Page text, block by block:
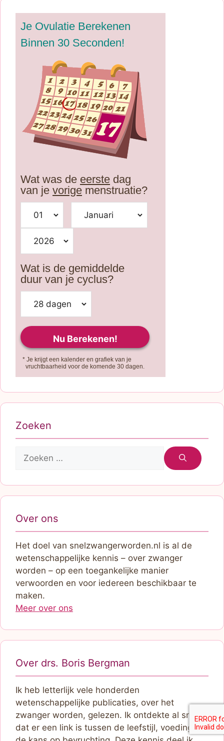
Je Ovulatie Berekenen
Binnen 30 Seconden!
Wat was de eerste dag
van je vorige menstruatie?
Wat is de gemiddelde
duur van je cyclus?
* Je krijgt een kalender en grafiek van je
vruchtbaarheid voor de komende 30 dagen.
Zoeken
Zoek
Over ons
Het doel van snelzwangerworden.nl is al de
wetenschappelijke kennis – over zwanger
worden – op een toegankelijke manier
verwoorden en voor iedereen beschikbaar te
maken.
Meer over ons
Over drs. Boris Bergman
Ik heb letterlijk vele honderden
wetenschappelijke publicaties, over het
zwanger worden, gelezen. Ik ontdekte al snel
dat er een link is tussen de leefstijl, voeding en